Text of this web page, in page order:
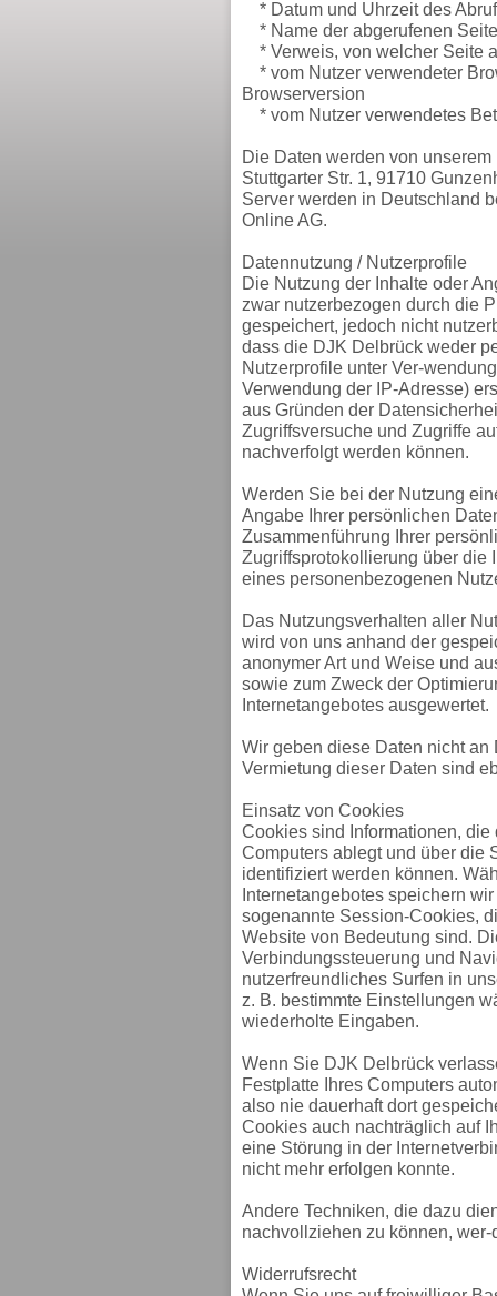
* Datum und Uhrzeit des
* Name der abgerufenen
* Verweis, von welcher Seite
* vom Nutzer verwendeter
Browserversion
* vom Nutzer verwendetes
Die Daten werden von
Stuttgarter Str. 1, 91710
Server werden in Deutschland
Online AG.
Datennutzung / Nutzerprofile
Die Nutzung der Inhalte oder
zwar nutzerbezogen durch die
gespeichert, jedoch nicht
dass die DJK Delbrück weder
Nutzerprofile unter Ver-
Verwendung der IP-Adresse)
aus Gründen der
Zugriffsversuche und Zugriffe
nachverfolgt werden können.
Werden Sie bei der Nutzung
Angabe Ihrer persönlichen
Zusammenführung Ihrer
Zugriffsprotokollierung über die
eines personenbezogenen
Das Nutzungsverhalten aller
wird von uns anhand der
anonymer Art und Weise und
sowie zum Zweck der
Internetangebotes ausgewertet.
Wir geben diese Daten nicht an
Vermietung dieser Daten sind
Einsatz von Cookies
Cookies sind Informationen,
Computers ablegt und über die
identifiziert werden können.
Internetangebotes speichern
sogenannte Session-Cookies,
Website von Bedeutung sind.
Verbindungssteuerung und
nutzerfreundliches Surfen in
z. B. bestimmte Einstellungen
wiederholte Eingaben.
Wenn Sie DJK Delbrück
Festplatte Ihres Computers
also nie dauerhaft dort
Cookies auch nachträglich auf
eine Störung in der
nicht mehr erfolgen konnte.
Andere Techniken, die dazu
nachvollziehen zu können,
Widerrufsrecht